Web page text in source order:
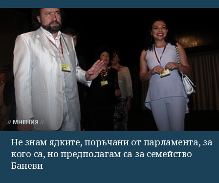
МНЕНИЯ
Не знам ядките, поръчани от парламента, за
кого са, но предполагам са за семейство
Баневи